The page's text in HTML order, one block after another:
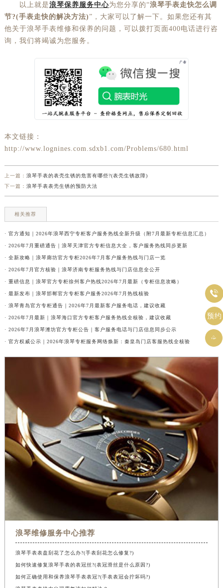
以上就是浪琴保养服务中心为您分享的“浪琴手表走快怎么调
节?(手表走快的解决方法)”，大家可以了解一下。如果您还有其
他关于浪琴手表维修和保养的问题，可以拨打页面400电话进行咨
询，我们将竭诚为您服务。
本文链接：
http://www.lognines.com.sdxb1.com/Problems/680.html
上一篇： 浪琴手表的表壳生锈的危害有哪些?(表壳生锈故障)
下一篇： 浪琴手表表壳生锈的预防大法
相关推荐
· 官方通知｜2026年浪琴西宁专柜客户服务热线全新升级（附7月最新专柜信息汇总）
· 2026年7月重磅通告｜浪琴天津官方专柜信息大全，客户服务热线同步更新
· 全新攻略｜浪琴廊坊官方专柜2026年7月客户服务热线与门店一览
· 2026年7月官方核验｜浪琴济南专柜服务热线与门店信息全公开
· 重磅信息｜浪琴官方专柜徐州客户热线2026年7月最新（专柜信息攻略）
· 最新发布｜浪琴邯郸官方专柜客户服务2026年7月热线核验
· 浪琴青岛官方专柜通告｜2026年7月最新客户服务电话，建议收藏
· 2026年7月最新｜浪琴海口官方专柜客户服务热线全核验，建议收藏
· 2026年7月浪琴潍坊官方专柜公告｜客户服务电话与门店信息同步公示
· 官方权威公示｜2026年浪琴专柜服务网络焕新：秦皇岛门店客服热线全核验
浪琴维修服务中心推荐
浪琴手表表盘刮花了怎么办?(手表刮花怎么修复?)
如何快速修复浪琴手表的表冠丝?(表冠滑丝是什么原因?)
如何正确使用和保养浪琴手表表冠?(手表表冠会拧坏吗?)

预约
